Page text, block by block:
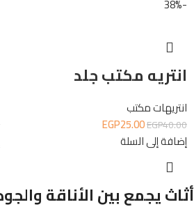
-38%
انتريه مكتب جلد
انتريهات مكتب
EGP40.00
EGP25.00
إضافة إلى السلة
أثاث يجمع بين الأناقة